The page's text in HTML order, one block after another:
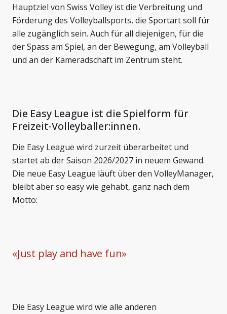
Hauptziel von Swiss Volley ist die Verbreitung und
Förderung des Volleyballsports, die Sportart soll für
alle zugänglich sein. Auch für all diejenigen, für die
der Spass am Spiel, an der Bewegung, am Volleyball
und an der Kameradschaft im Zentrum steht.
Die Easy League ist die Spielform für
Freizeit-Volleyballer:innen.
Die Easy League wird zurzeit überarbeitet und
startet ab der Saison 2026/2027 in neuem Gewand.
Die neue Easy League läuft über den VolleyManager,
bleibt aber so easy wie gehabt, ganz nach dem
Motto:
«Just play and have fun»
Die Easy League wird wie alle anderen